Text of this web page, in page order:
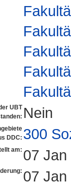
UBT Nein
DDC: 300
am: 07
07